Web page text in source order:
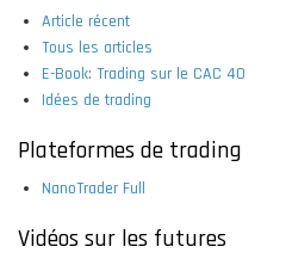
Article récent
Tous les articles
E-Book: Trading sur le CAC 40
Idées de trading
Plateformes de trading
NanoTrader Full
Vidéos sur les futures